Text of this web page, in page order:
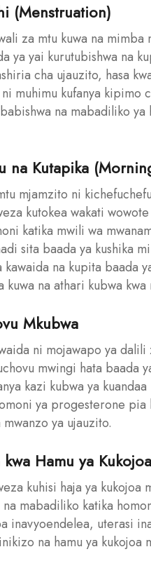
(Menstruation)
za mtu kuwa na
ya yai kurutubishwa na
cha ujauzito, hasa
muhimu kufanya kipimo
na mabadiliko
na Kutapika
mjamzito ni
kutokea wakati
katika mwili wa
sita baada ya kushika
kawaida na kupita baada
kuwa na athari kubwa kwa
Mkubwa
ni mojawapo ya
mwingi hata baada
kazi kubwa ya
ya progesterone
ya ujauzito.
Hamu ya Kukojoa
kuhisi haja ya kukojoa
na mabadiliko katika
inavyoendelea, uterasi
na hamu ya kukojoa